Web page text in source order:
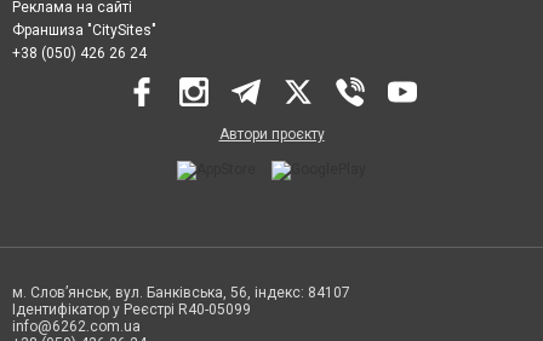
Реклама на сайті
Франшиза "CitySites"
+38 (050) 426 26 24
Автори проєкту
м. Слов’янськ, вул. Банківська, 56, індекс: 84107
Ідентифікатор у Реєстрі R40-05099
info@6262.com.ua